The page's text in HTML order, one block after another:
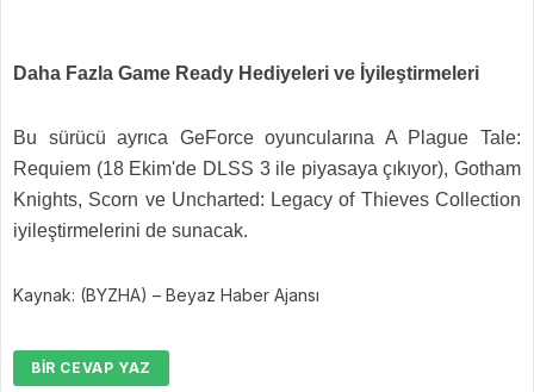
Daha Fazla Game Ready Hediyeleri ve İyileştirmeleri
Bu sürücü ayrıca GeForce oyuncularına A Plague Tale:
Requiem (18 Ekim'de DLSS 3 ile piyasaya çıkıyor), Gotham
Knights, Scorn ve Uncharted: Legacy of Thieves Collection
iyileştirmelerini de sunacak.
Kaynak: (BYZHA) – Beyaz Haber Ajansı
BIR CEVAP YAZ